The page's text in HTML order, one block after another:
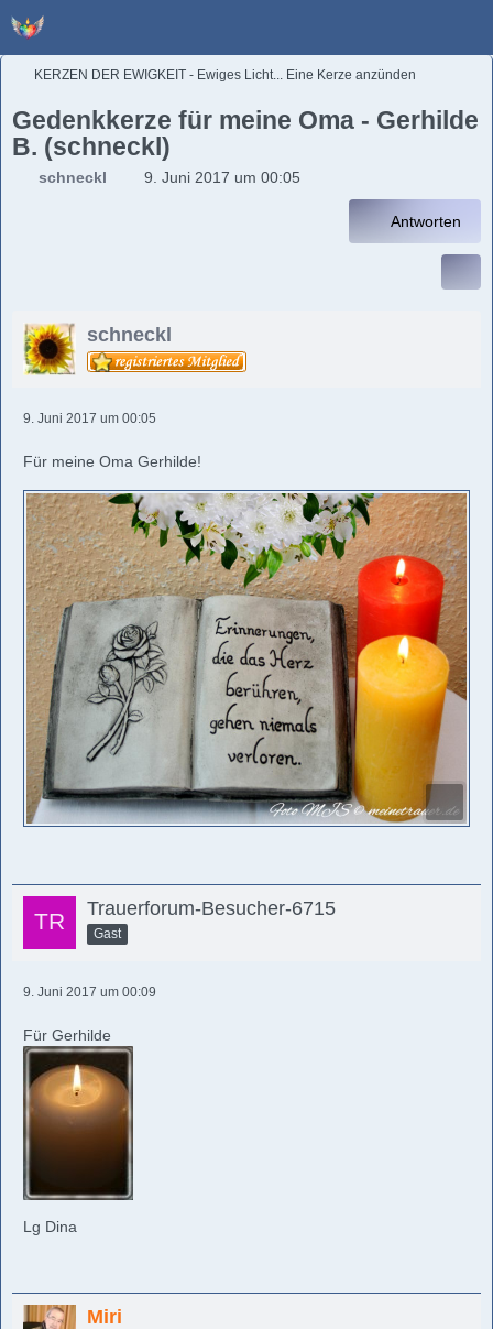
KERZEN DER EWIGKEIT - Ewiges Licht... Eine Kerze anzünden
Gedenkkerze für meine Oma - Gerhilde
B. (schneckl)
schneckl 9. Juni 2017 um 00:05
Antworten
schneckl
9. Juni 2017 um 00:05
Für meine Oma Gerhilde!
Trauerforum-Besucher-6715
Gast
9. Juni 2017 um 00:09
Für Gerhilde
Lg Dina
Miri